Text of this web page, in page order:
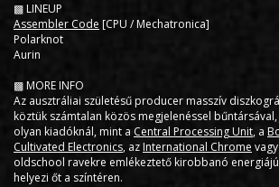
▩ LINEUP
Assembler Code [CPU / Mechatronica]
Polarknot
Aurin
▩ MORE INFO
Az ausztráliai születésű producer masszív
köztük számtalan közös megjelenéssel
olyan kiadóknál, mint a Central Processing Unit, a
Cultivated Electronics, azInternational Chrome
oldschool ravekre emlékeztető kirobbanó
helyezi őt a színtéren.